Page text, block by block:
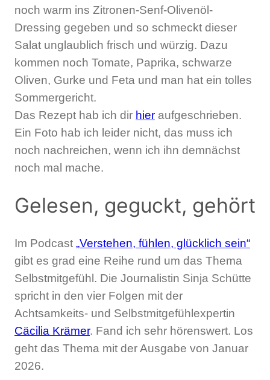
noch warm ins Zitronen-Senf-Olivenöl-
Dressing gegeben und so schmeckt dieser
Salat unglaublich frisch und würzig. Dazu
kommen noch Tomate, Paprika, schwarze
Oliven, Gurke und Feta und man hat ein tolles
Sommergericht.
Das Rezept hab ich dir hier aufgeschrieben.
Ein Foto hab ich leider nicht, das muss ich
noch nachreichen, wenn ich ihn demnächst
noch mal mache.
Gelesen, geguckt, gehört
Im Podcast „Verstehen, fühlen, glücklich sein“
gibt es grad eine Reihe rund um das Thema
Selbstmitgefühl. Die Journalistin Sinja Schütte
spricht in den vier Folgen mit der
Achtsamkeits- und Selbstmitgefühlexpertin
Cäcilia Krämer. Fand ich sehr hörenswert. Los
geht das Thema mit der Ausgabe von Januar
2026.